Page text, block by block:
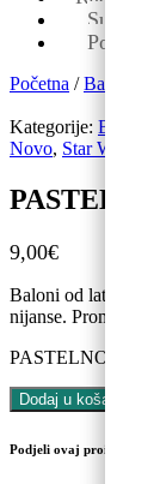
Sub: 08-
Pon-pet:
Početna /Baloni
Kategorije: Baloni
Novo, Star Wars
PASTELNO
9,00€
Baloni od lateksa
nijanse. Promjer 25
PASTELNO
Dodaj u košaricu
Podjeli ovaj proizvod na